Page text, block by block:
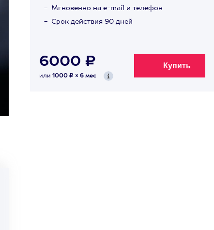
Мгновенно на e-mail и телефон
Срок действия 90 дней
6000 ₽
или 1000 ₽ × 6 мес